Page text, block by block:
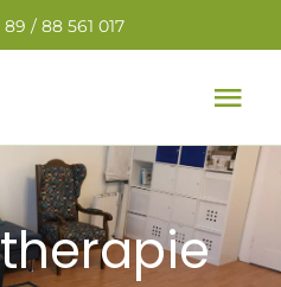
89 / 88 561 017